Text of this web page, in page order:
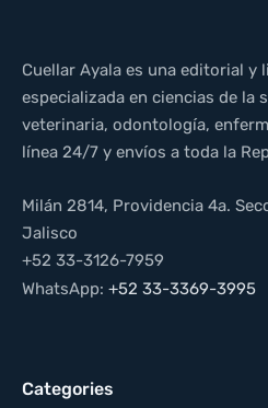
Cuellar Ayala es una editorial y
especializada en ciencias de la
veterinaria, odontología,
línea 24/7 y envíos a toda la
Milán 2814, Providencia 4a.
Jalisco
+52 33-3126-7959
WhatsApp: +52 33-3369-3995
Categories